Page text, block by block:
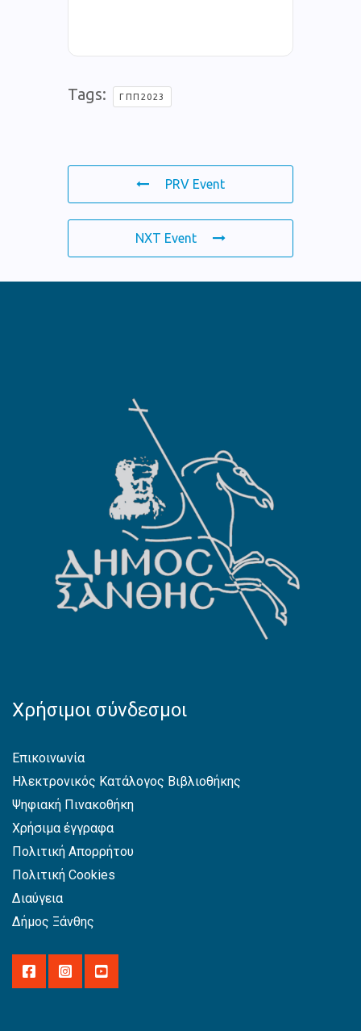
Tags: ΓΠΠ2023
PRV Event
NXT Event
Χρήσιμοι σύνδεσμοι
Επικοινωνία
Ηλεκτρονικός Κατάλογος Βιβλιοθήκης
Ψηφιακή Πινακοθήκη
Χρήσιμα έγγραφα
Πολιτική Απορρήτου
Πολιτική Cookies
Διαύγεια
Δήμος Ξάνθης